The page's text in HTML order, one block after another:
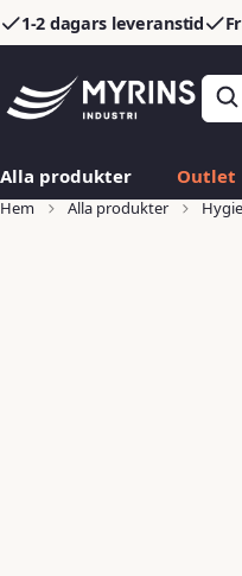
1-2 dagars leveranstid
Alla produkter Outlet
Hem Alla produkter